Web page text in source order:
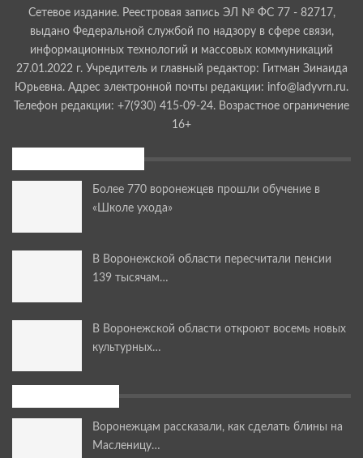
Сетевое издание. Реестровая запись ЭЛ № ФС 77 - 82717,
выдано Федеральной службой по надзору в сфере связи,
информационных технологий и массовых коммуникаций
27.01.2022 г. Учредитель и главный редактор: Гитман Зинаида
Юрьевна. Адрес электронной почты редакции: info@ladyvrn.ru.
Телефон редакции: +7(930) 415-09-24. Возрастное ограничение
16+
Более 770 воронежцев прошли обучение в
«Школе ухода»
В Воронежской области пересчитали пенсии
139 тысячам…
В Воронежской области откроют восемь новых
культурных…
Воронежцам рассказали, как сделать блины на
Масленицу…